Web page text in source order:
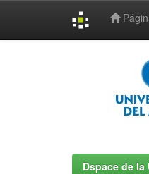
Dspace de